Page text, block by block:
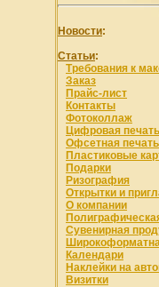
Новости:
Статьи:
Требования к
Заказ
Прайс-лист
Контакты
Фотоколлаж
Цифровая печать
Офсетная печать
Пластиковые
Подарки
Ризография
Открытки и
О компании
Сувенирная
Календари
Наклейки на
Визитки